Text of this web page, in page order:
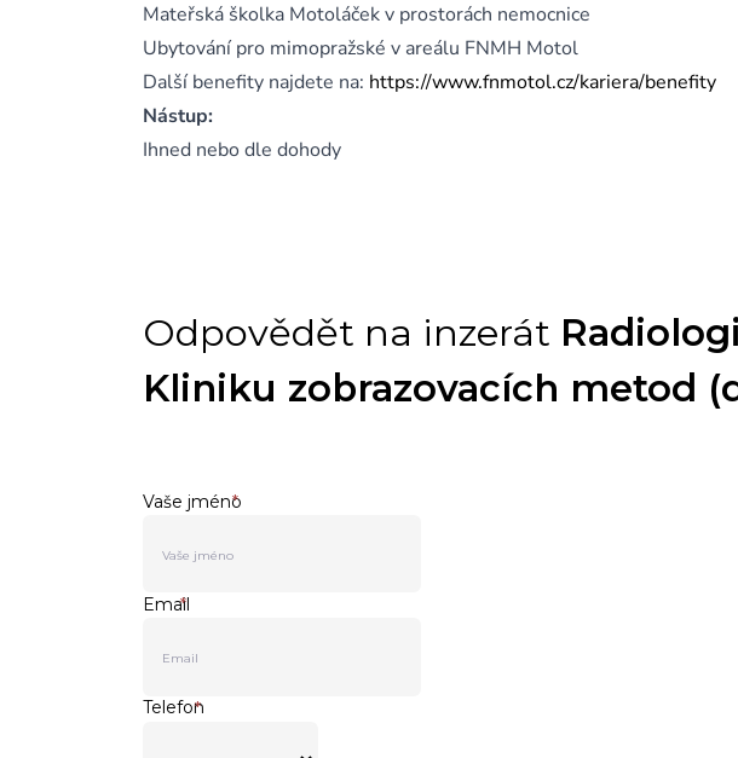
Mateřská školka Motoláček v prostorách nemocnice
Ubytování pro mimopražské v areálu FNMH Motol
Další benefity najdete na: https://www.fnmotol.cz/kariera/benefity
Nástup:
Ihned nebo dle dohody